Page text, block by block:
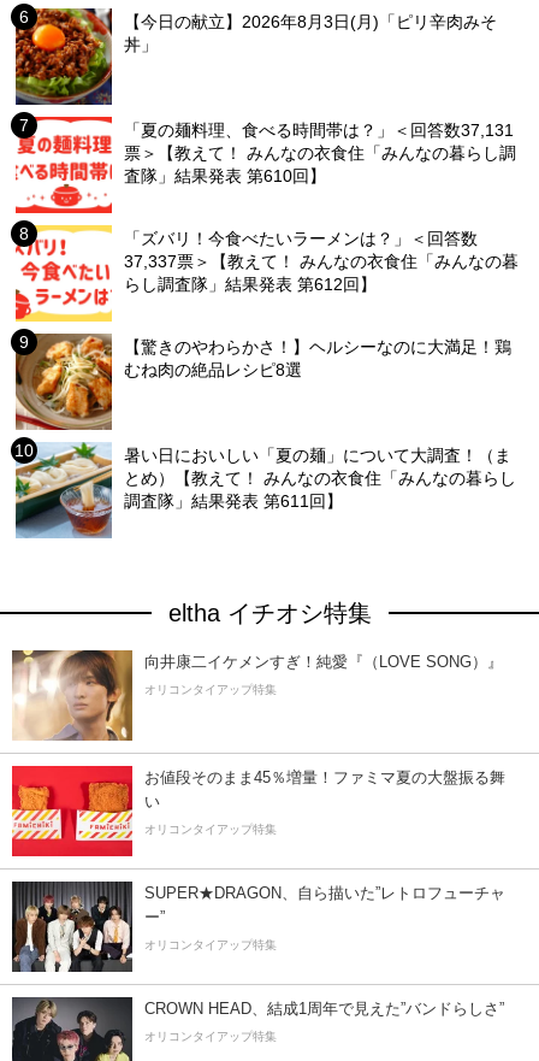
【今日の献立】2026年8月3日(月)「ピリ辛肉みそ
丼」
「夏の麺料理、食べる時間帯は？」＜回答数37,131
票＞【教えて！ みんなの衣食住「みんなの暮らし調
査隊」結果発表 第610回】
「ズバリ！今食べたいラーメンは？」＜回答数
37,337票＞【教えて！ みんなの衣食住「みんなの暮
らし調査隊」結果発表 第612回】
【驚きのやわらかさ！】ヘルシーなのに大満足！鶏
むね肉の絶品レシピ8選
暑い日においしい「夏の麺」について大調査！（ま
とめ）【教えて！ みんなの衣食住「みんなの暮らし
調査隊」結果発表 第611回】
eltha イチオシ特集
向井康二イケメンすぎ！純愛『（LOVE SONG）』
オリコンタイアップ特集
お値段そのまま45％増量！ファミマ夏の大盤振る舞
い
オリコンタイアップ特集
SUPER★DRAGON、自ら描いた”レトロフューチャ
ー”
オリコンタイアップ特集
CROWN HEAD、結成1周年で見えた”バンドらしさ”
オリコンタイアップ特集